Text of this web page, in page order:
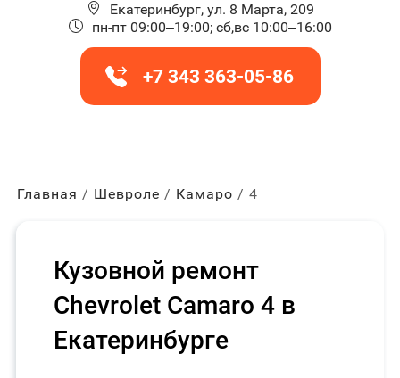
Екатеринбург, ул. 8 Марта, 209
пн-пт 09:00–19:00; сб,вс 10:00–16:00
+7 343 363-05-86
Главная Шевроле Камаро 4
Кузовной ремонт
Chevrolet Camaro 4 в
Екатеринбурге